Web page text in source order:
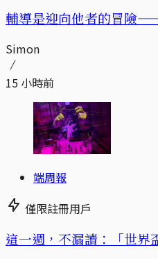
輔導是迎向他者的冒險
Simon
15 小時前
端周報
僅限註冊用戶
這一週，不漏讀：「世界